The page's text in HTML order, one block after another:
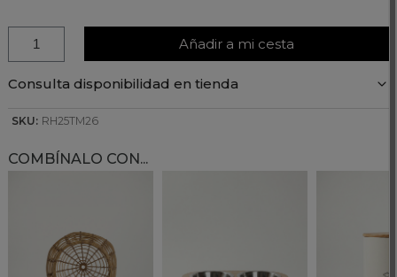
Añadir a mi cesta
Consulta disponibilidad en tienda
SKU: RH25TM26
COMBÍNALO CON...